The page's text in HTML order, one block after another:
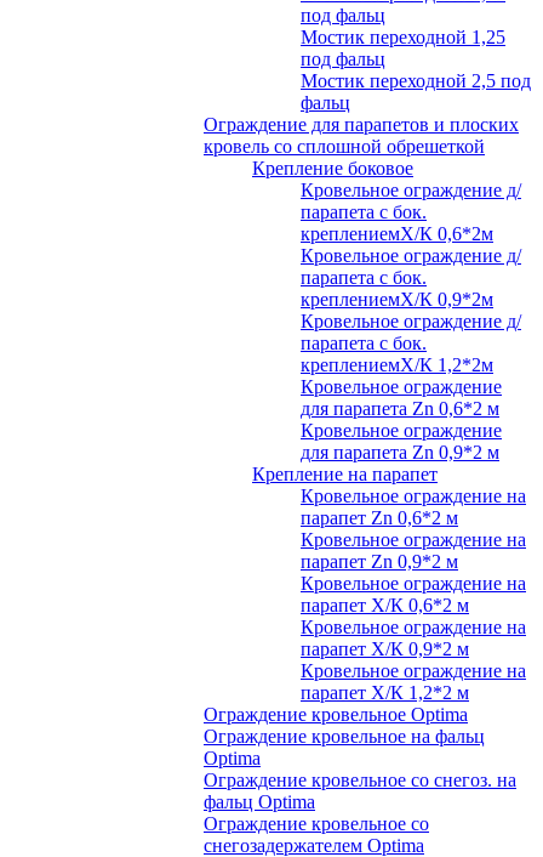
под фальц
Мостик переходной 1,25
под фальц
Мостик переходной 2,5 под
фальц
Ограждение для парапетов и плоских
кровель со сплошной обрешеткой
Крепление боковое
Кровельное ограждение д/
парапета с бок.
креплениемХ/К 0,6*2м
Кровельное ограждение д/
парапета с бок.
креплениемХ/К 0,9*2м
Кровельное ограждение д/
парапета с бок.
креплениемХ/К 1,2*2м
Кровельное ограждение
для парапета Zn 0,6*2 м
Кровельное ограждение
для парапета Zn 0,9*2 м
Крепление на парапет
Кровельное ограждение на
парапет Zn 0,6*2 м
Кровельное ограждение на
парапет Zn 0,9*2 м
Кровельное ограждение на
парапет Х/К 0,6*2 м
Кровельное ограждение на
парапет Х/К 0,9*2 м
Кровельное ограждение на
парапет Х/К 1,2*2 м
Ограждение кровельное Optima
Ограждение кровельное на фальц
Optima
Ограждение кровельное со снегоз. на
фальц Optima
Ограждение кровельное со
снегозадержателем Optima